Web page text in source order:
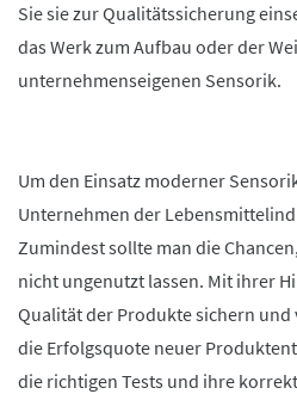
Sie sie zur Qualitätssicherung
das Werk zum Aufbau oder der
unternehmenseigenen Sensorik.
Um den Einsatz moderner
Unternehmen der
Zumindest sollte man die
nicht ungenutzt lassen. Mit ihrer
Qualität der Produkte sichern und
die Erfolgsquote neuer
die richtigen Tests und ihre